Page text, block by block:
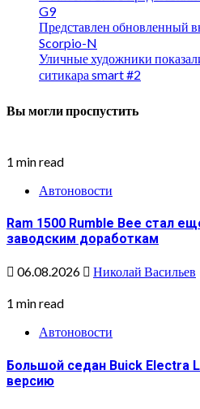
G9
Представлен обновленный
Scorpio-N
Уличные художники
ситикара smart #2
Вы могли проспустить
1 min read
Автоновости
Ram 1500 Rumble Bee стал
заводским доработкам
06.08.2026 Николай Васильев
1 min read
Автоновости
Большой седан Buick Electra
версию